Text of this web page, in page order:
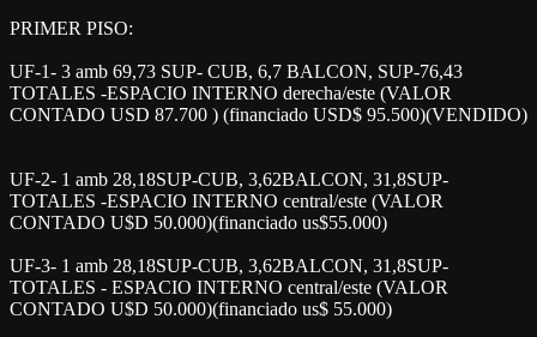
PRIMER PISO:
UF-1- 3 amb 69,73 SUP- CUB, 6,7 BALCON, SUP-76,43
TOTALES -ESPACIO INTERNO derecha/este (VALOR
CONTADO USD 87.700 ) (financiado USD$ 95.500)(VENDIDO)
UF-2- 1 amb 28,18SUP-CUB, 3,62BALCON, 31,8SUP-
TOTALES -ESPACIO INTERNO central/este (VALOR
CONTADO U$D 50.000)(financiado us$55.000)
UF-3- 1 amb 28,18SUP-CUB, 3,62BALCON, 31,8SUP-
TOTALES - ESPACIO INTERNO central/este (VALOR
CONTADO U$D 50.000)(financiado us$ 55.000)